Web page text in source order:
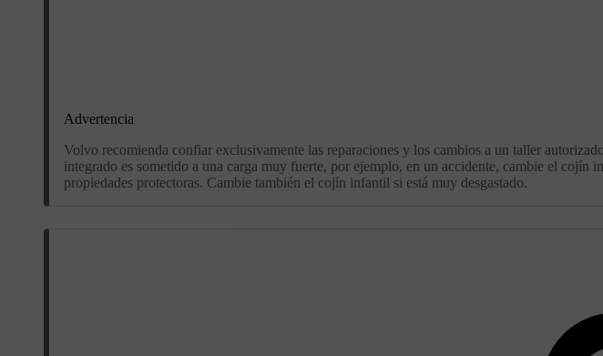
Advertencia
Volvo recomienda confiar exclusivamente las reparaciones y los cambios a un taller
integrado es sometido a una carga muy fuerte, por ejemplo, en un accidente, cambie el
propiedades protectoras. Cambie también el cojín infantil si está muy desgastado.